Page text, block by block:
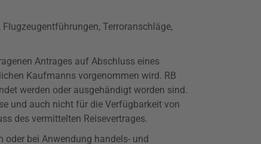
Flugzeugentführungen, Terroranschläge,
Antrages auf Abschluss eines
Kaufmanns vorgenommen wird. RB
werden oder ausgehändigt worden sind.
und auch nicht für die Verfügbarkeit von
des vermittelten Reisevertrages.
oder bei Anwendung handels- und